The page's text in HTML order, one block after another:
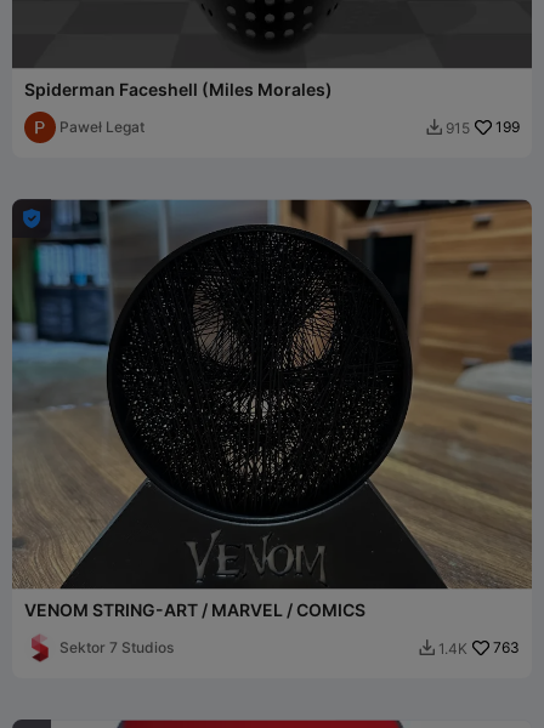
Spiderman Faceshell (Miles Morales)
Paweł Legat  915 199

VENOM STRING-ART / MARVEL / COMICS
Sektor 7 Studios  1.4K 763